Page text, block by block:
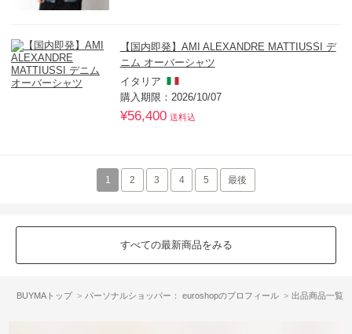
【国内即発】AMI ALEXANDRE MATTIUSSI デ
ニム オーバーシャツ
イタリア
購入期限：2026/10/07
¥56,400 送料込
1 2 3 4 5 最後
すべての最新商品をみる
BUYMAトップ パーソナルショッパー： euroshopのプロフィール 出品商品一覧